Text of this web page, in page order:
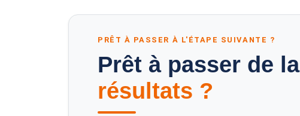
PRÊT À PASSER À L'ÉTAPE SUIVANTE ?
Prêt à passer de
résultats ?